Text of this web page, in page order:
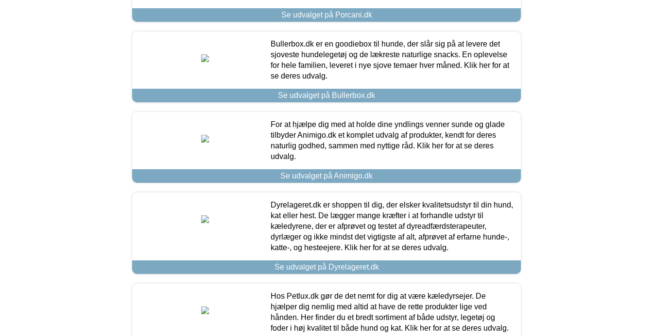
Se udvalget på Porcani.dk
Bullerbox.dk er en goodiebox til hunde, der slår sig på at levere det
sjoveste hundelegetøj og de lækreste naturlige snacks. En oplevelse
for hele familien, leveret i nye sjove temaer hver måned. Klik her for at
se deres udvalg.
Se udvalget på Bullerbox.dk
For at hjælpe dig med at holde dine yndlings venner sunde og glade
tilbyder Animigo.dk et komplet udvalg af produkter, kendt for deres
naturlig godhed, sammen med nyttige råd. Klik her for at se deres
udvalg.
Se udvalget på Animigo.dk
Dyrelageret.dk er shoppen til dig, der elsker kvalitetsudstyr til din hund,
kat eller hest. De lægger mange kræfter i at forhandle udstyr til
kæledyrene, der er afprøvet og testet af dyreadfærdsterapeuter,
dyrlæger og ikke mindst det vigtigste af alt, afprøvet af erfarne hunde-,
katte-, og hesteejere. Klik her for at se deres udvalg.
Se udvalget på Dyrelageret.dk
Hos Petlux.dk gør de det nemt for dig at være kæledyrsejer. De
hjælper dig nemlig med altid at have de rette produkter lige ved
hånden. Her finder du et bredt sortiment af både udstyr, legetøj og
foder i høj kvalitet til både hund og kat. Klik her for at se deres udvalg.